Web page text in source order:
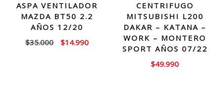
ASPA VENTILADOR
MAZDA BT50 2.2
AÑOS 12/20
$35.000
El
$14.990El
CENTRIFUGO
MITSUBISHI L200
DAKAR – KATANA –
WORK – MONTERO
SPORT AÑOS 07/22
$49.990